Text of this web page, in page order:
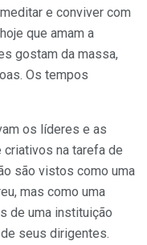
e conviver com
que amam a
gostam da massa,
Os tempos
os líderes e as
criativos na tarefa de
são vistos como uma
mas como uma
de uma instituição
seus dirigentes.